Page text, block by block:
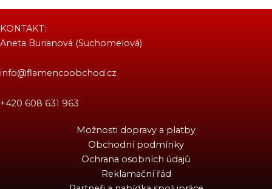
KONTAKT:
Aneta Burianová (Suchomelová)
info@flamencoobchod.cz
+420 608 631 963
Možnosti dopravy a platby
Obchodní podmínky
Ochrana osobních údajů
Reklamační řád